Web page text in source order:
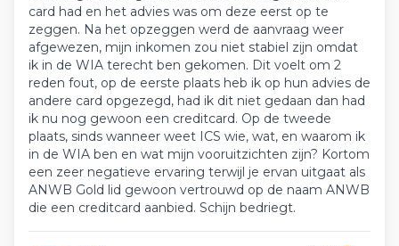
card had en het advies was om deze eerst op te
zeggen. Na het opzeggen werd de aanvraag weer
afgewezen, mijn inkomen zou niet stabiel zijn omdat
ik in de WIA terecht ben gekomen. Dit voelt om 2
reden fout, op de eerste plaats heb ik op hun advies de
andere card opgezegd, had ik dit niet gedaan dan had
ik nu nog gewoon een creditcard. Op de tweede
plaats, sinds wanneer weet ICS wie, wat, en waarom ik
in de WIA ben en wat mijn vooruitzichten zijn? Kortom
een zeer negatieve ervaring terwijl je ervan uitgaat als
ANWB Gold lid gewoon vertrouwd op de naam ANWB
die een creditcard aanbied. Schijn bedriegt.